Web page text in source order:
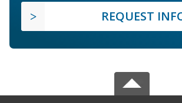
REQUEST